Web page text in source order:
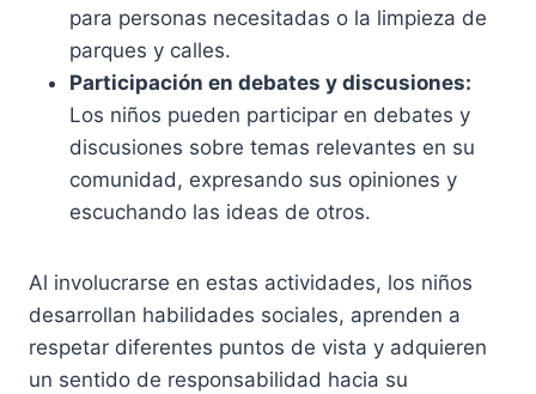
para personas necesitadas o la limpieza de
parques y calles.
Participación en debates y discusiones:
Los niños pueden participar en debates y
discusiones sobre temas relevantes en su
comunidad, expresando sus opiniones y
escuchando las ideas de otros.
Al involucrarse en estas actividades, los niños
desarrollan habilidades sociales, aprenden a
respetar diferentes puntos de vista y adquieren
un sentido de responsabilidad hacia su